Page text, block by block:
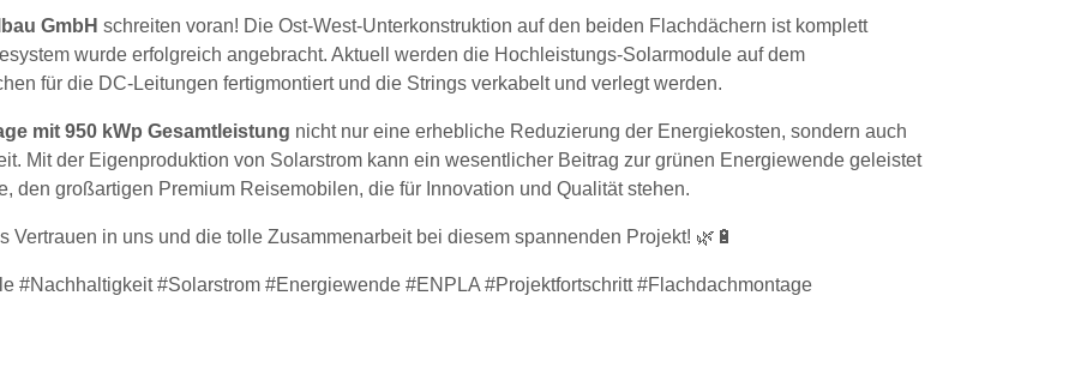
GmbH schreiten voran! Die Ost-West-Unterkonstruktion auf den beiden Flachdächern ist komplett
wurde erfolgreich angebracht. Aktuell werden die Hochleistungs-Solarmodule auf dem
für die DC-Leitungen fertigmontiert und die Strings verkabelt und verlegt werden.
mit 950 kWp Gesamtleistung nicht nur eine erhebliche Reduzierung der Energiekosten, sondern auch
Mit der Eigenproduktion von Solarstrom kann ein wesentlicher Beitrag zur grünen Energiewende geleistet
den großartigen Premium Reisemobilen, die für Innovation und Qualität stehen.
in uns und die tolle Zusammenarbeit bei diesem spannenden Projekt! 🌿🔋
#Nachhaltigkeit #Solarstrom #Energiewende #ENPLA #Projektfortschritt #Flachdachmontage